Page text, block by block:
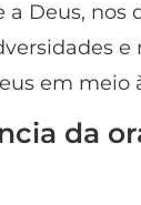
a Deus, nos
e
em meio
da